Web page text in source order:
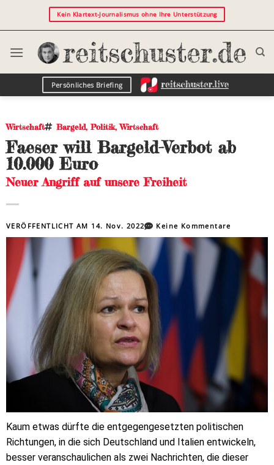
Kein Klartext-Journalismus ohne Ihre Unterstützung
Persönliches Briefing
Wirtschaft Bargeld,Politik,Wirtschaft
Faeser will Bargeld-Verbot ab
10.000 Euro
Neuer Angriff auf unsere Freiheit
VERÖFFENTLICHT AM 14. Nov. 2022 Keine Kommentare
Kaum etwas dürfte die entgegengesetzten politischen
Richtungen, in die sich Deutschland und Italien entwickeln,
besser veranschaulichen als zwei Nachrichten, die dieser